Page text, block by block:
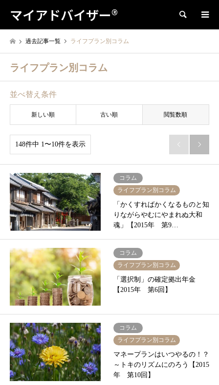
マイアドバイザー® 検索
過去記事一覧 ライフプラン別コラム
ライフプラン別コラム
並べ替え条件
新しい順 古い順 閲覧数順
148件中 1〜10件を表示  
コラム
ライフプラン別コラム
「かくすればかくなるものと知
りながらやむにやまれぬ大和
魂」【2015年 第9…
コラム
ライフプラン別コラム
「選択制」の確定拠出年金
【2015年 第6回】
コラム
ライフプラン別コラム
マネープランはいつやるの！？
～トキのリズムにのろう【2015
年 第10回】